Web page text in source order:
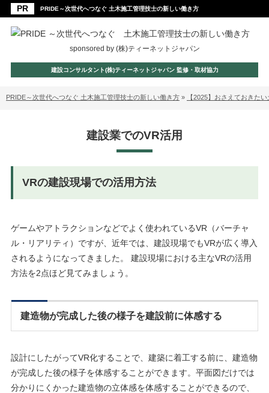
PRIDE～次世代へつなぐ 土木施工管理技士の新しい働き方
sponsored by (株)ティーネットジャパン
建設コンサルタント(株)ティーネットジャパン 監修・取材協力
PRIDE～次世代へつなぐ 土木施工管理技士の新しい働き方 » 【2025】おさえておきた
建設業でのVR活用
VRの建設現場での活用方法
ゲームやアトラクションなどでよく使われているVR（バーチャ
ル・リアリティ）ですが、近年では、建設現場でもVRが広く導入
されるようになってきました。 建設現場における主なVRの活用
方法を2点ほど見てみましょう。
建造物が完成した後の様子を建設前に体感する
設計にしたがってVR化することで、建築に着工する前に、建造物
が完成した後の様子を体感することができます。平面図だけでは
分かりにくかった建造物の立体感を体感することができるので、